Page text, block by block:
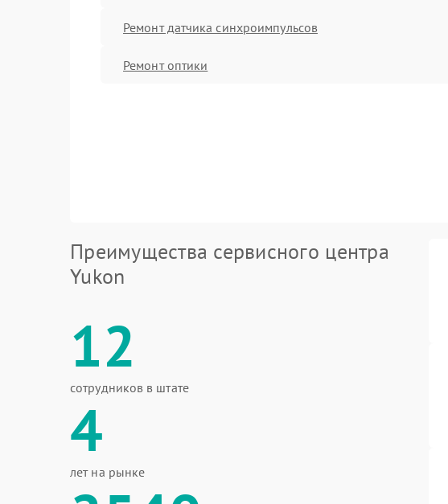
Ремонт датчика синхроимпульсов
Ремонт оптики
Преимущества сервисного центра
Yukon
12
сотрудников в штате
4
лет на рынке